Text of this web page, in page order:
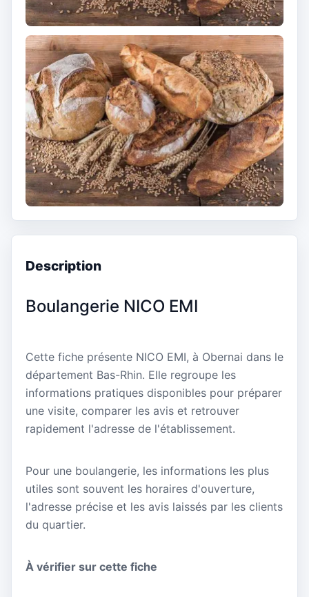
Description
Boulangerie NICO EMI
Cette fiche présente NICO EMI, à Obernai dans le
département Bas-Rhin. Elle regroupe les
informations pratiques disponibles pour préparer
une visite, comparer les avis et retrouver
rapidement l'adresse de l'établissement.
Pour une boulangerie, les informations les plus
utiles sont souvent les horaires d'ouverture,
l'adresse précise et les avis laissés par les clients
du quartier.
À vérifier sur cette fiche